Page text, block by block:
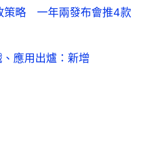
策略 一年兩發布會推4款
應用出爐：新增